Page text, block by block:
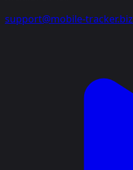
support@mobile-tracker.biz